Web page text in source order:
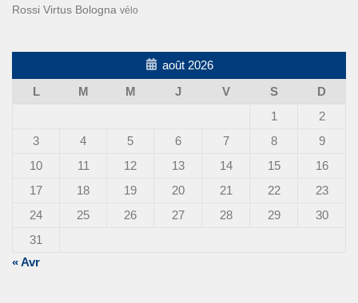
Rossi Virtus Bologna vélo
août 2026
L
M M J V S
D
1
2
3
4 5 6 7 8
9
10
11 12 13 14 15
16
17
18 19 20 21 22
23
24
25 26 27 28 29
30
31
« Avr